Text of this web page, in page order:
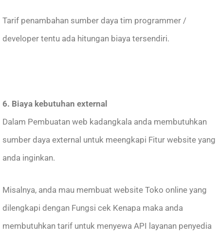
Tarif penambahan sumber daya tim programmer /
developer tentu ada hitungan biaya tersendiri.
6. Biaya kebutuhan external
Dalam Pembuatan web kadangkala anda membutuhkan
sumber daya external untuk meengkapi Fitur website yang
anda inginkan.
Misalnya, anda mau membuat website Toko online yang
dilengkapi dengan Fungsi cek Kenapa maka anda
membutuhkan tarif untuk menyewa API layanan penyedia